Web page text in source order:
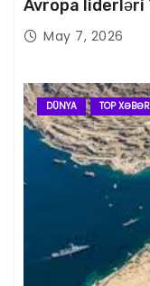
Avropa liderləri
May 7, 2026
DÜNYA TOP XƏBƏR